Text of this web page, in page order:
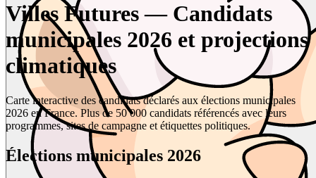
Villes Futures — Candidats
municipales 2026 et projections
climatiques
Carte interactive des candidats déclarés aux élections municipales
2026 en France. Plus de 50 000 candidats référencés avec leurs
programmes, sites de campagne et étiquettes politiques.
Élections municipales 2026